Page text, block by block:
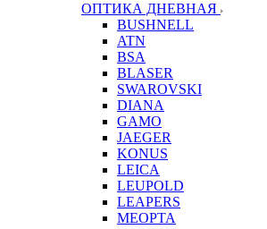
ОПТИКА ДНЕВНАЯ
BUSHNELL
ATN
BSA
BLASER
SWAROVSKI
DIANA
GAMO
JAEGER
KONUS
LEICA
LEUPOLD
LEAPERS
MEOPTA